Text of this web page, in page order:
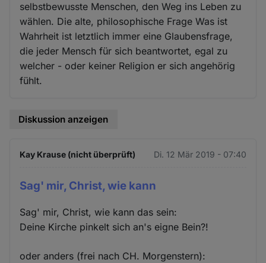
selbstbewusste Menschen, den Weg ins Leben zu
wählen. Die alte, philosophische Frage Was ist
Wahrheit ist letztlich immer eine Glaubensfrage,
die jeder Mensch für sich beantwortet, egal zu
welcher - oder keiner Religion er sich angehörig
fühlt.
Diskussion anzeigen
Kay Krause (nicht überprüft) Di. 12 Mär 2019 - 07:40
Sag' mir, Christ, wie kann
Sag' mir, Christ, wie kann das sein:
Deine Kirche pinkelt sich an's eigne Bein?!
oder anders (frei nach CH. Morgenstern):